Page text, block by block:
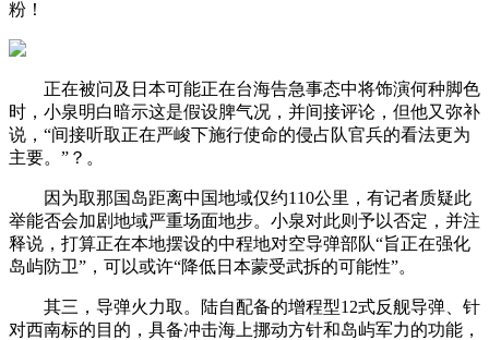
粉！
正在被问及日本可能正在台海告急事态中将饰演何种脚色
时，小泉明白暗示这是假设脾气况，并间接评论，但他又弥补
说，“间接听取正在严峻下施行使命的侵占队官兵的看法更为
主要。”？。
因为取那国岛距离中国地域仅约110公里，有记者质疑此
举能否会加剧地域严重场面地步。小泉对此则予以否定，并注
释说，打算正在本地摆设的中程地对空导弹部队“旨正在强化
岛屿防卫”，可以或许“降低日本蒙受武拆的可能性”。
其三，导弹火力取。陆自配备的增程型12式反舰导弹、针
对西南标的目的，具备冲击海上挪动方针和岛屿军力的功能，